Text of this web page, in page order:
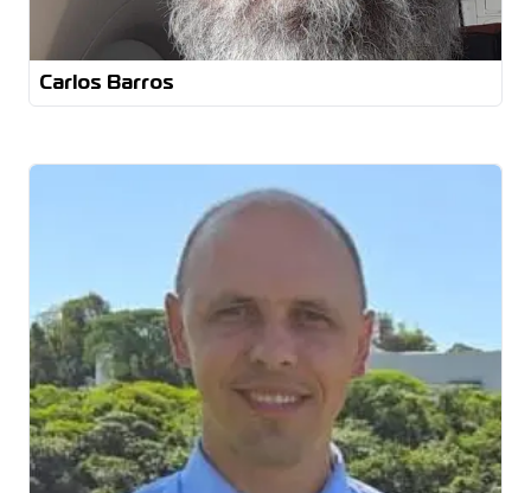
Carlos Barros
Eng de Produção